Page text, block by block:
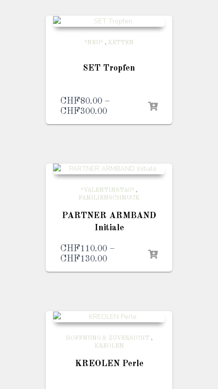
*NEU* , KETTEN
SET Tropfen
CHF80.00 –
CHF300.00 Preisspanne:
*VALENTINSTAG* ,
FAMILIENSCHMUCK
PARTNER ARMBAND
Initiale
CHF110.00 –
CHF130.00 Preisspanne:
HOFFNUNG & ZUVERSICHT ,
KREOLEN
KREOLEN Perle